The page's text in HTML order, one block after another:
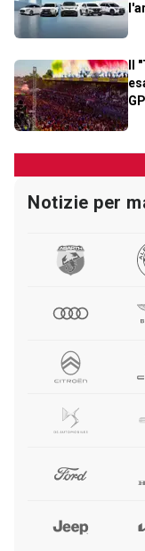
Il
Notizie per